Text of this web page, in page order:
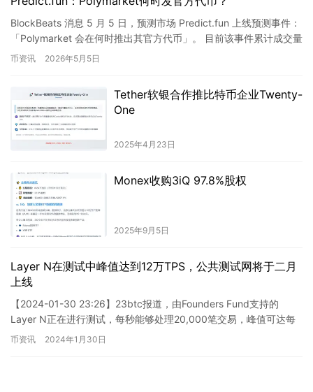
BlockBeats 消息 5 月 5 日，预测市场 Predict.fun 上线预测事件：
「Polymarket 会在何时推出其官方代币」。 目前该事件累计成交量
达 54.68 …
币资讯 2026年5月5日
Tether软银合作推比特币企业Twenty-
One
2025年4月23日
Monex收购3iQ 97.8%股权
2025年9月5日
Layer N在测试中峰值达到12万TPS，公共测试网将于二月
上线
【2024-01-30 23:26】23btc报道，由Founders Fund支持的
Layer N正在进行测试，每秒能够处理20,000笔交易，峰值可达每
秒120,000笔交易（…
币资讯 2024年1月30日